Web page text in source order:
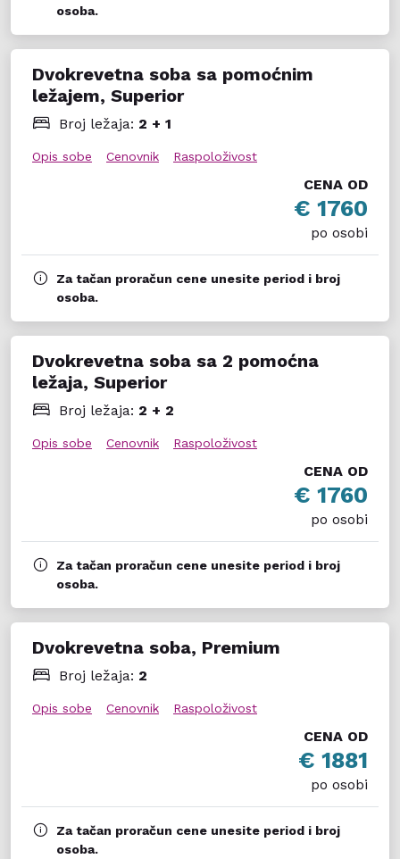
osoba.
Dvokrevetna soba sa pomoćnim
ležajem, Superior
Broj ležaja: 2 + 1
Opis sobe Cenovnik Raspoloživost
CENA OD
€ 1760
po osobi
Za tačan proračun cene unesite period i broj
osoba.
Dvokrevetna soba sa 2 pomoćna
ležaja, Superior
Broj ležaja: 2 + 2
Opis sobe Cenovnik Raspoloživost
CENA OD
€ 1760
po osobi
Za tačan proračun cene unesite period i broj
osoba.
Dvokrevetna soba, Premium
Broj ležaja: 2
Opis sobe Cenovnik Raspoloživost
CENA OD
€ 1881
po osobi
Za tačan proračun cene unesite period i broj
osoba.